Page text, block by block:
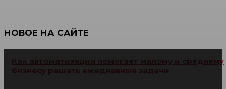
НОВОЕ НА САЙТЕ
Как автоматизация помогает малому и среднему
бизнесу решать ежедневные задачи